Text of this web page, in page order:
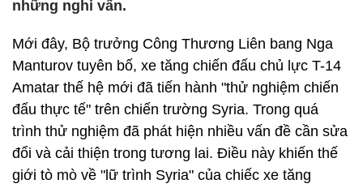
những nghi vấn.
Mới đây, Bộ trưởng Công Thương Liên bang Nga
Manturov tuyên bố, xe tăng chiến đấu chủ lực T-14
Amatar thế hệ mới đã tiến hành "thử nghiệm chiến
đấu thực tế" trên chiến trường Syria. Trong quá
trình thử nghiệm đã phát hiện nhiều vấn đề cần sửa
đổi và cải thiện trong tương lai. Điều này khiến thế
giới tò mò về "lữ trình Syria" của chiếc xe tăng